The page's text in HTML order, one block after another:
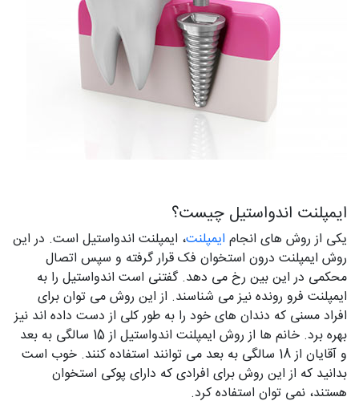
ایمپلنت اندواستیل چیست؟
یکی از روش‌ های انجام ایمپلنت، ایمپلنت اندواستیل است. در این
روش ایمپلنت درون استخوان فک قرار گرفته و سپس اتصال
محکمی در این بین رخ می‌ دهد. گفتنی است اندواستیل را به
ایمپلنت فرو رونده نیز می‌ شناسند. از این روش می‌ توان برای
افراد مسنی که دندان‌ های خود را به طور کلی از دست داده‌ اند نیز
بهره برد. خانم‌ ها از روش ایمپلنت اندواستیل از 15 سالگی به بعد
و آقایان از 18 سالگی به بعد می‌ توانند استفاده کنند. خوب است
بدانید که از این روش برای افرادی که دارای پوکی استخوان
هستند، نمی‌ توان استفاده کرد.